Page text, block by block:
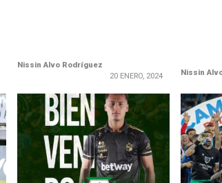
Nissin Alvo Rodríguez
20 ENERO, 2024
Nissin
LEER MÁS
Ministerio